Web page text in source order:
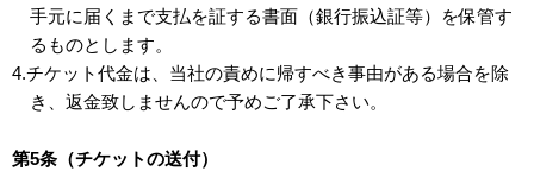
手元に届くまで支払を証する書面（銀行振込証等）を保管す
るものとします。
4.チケット代金は、当社の責めに帰すべき事由がある場合を除
き、返金致しませんので予めご了承下さい。
第5条（チケットの送付）